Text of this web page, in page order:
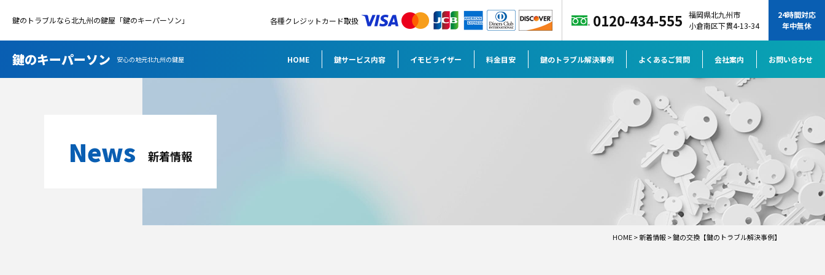
鍵のトラブルなら北九州の鍵屋「鍵のキーパーソン」 各種クレジットカード取扱 0120-434-555
福岡県北九州市
小倉南区下貫4-13-34
24時間対応
年中無休
鍵のキーパーソン 安心の地元北九州の鍵屋 HOME 鍵サービス内容 イモビライザー 料金目安 鍵のトラブル解決事例 よくあるご質問 会社案内 お問い合わせ
News 新着情報
HOME>新着情報>鍵の交換【鍵のトラブル解決事例】